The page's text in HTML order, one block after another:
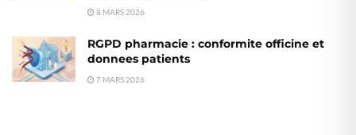
8 MARS 2026
RGPD pharmacie : conformite officine et
donnees patients
7 MARS 2026